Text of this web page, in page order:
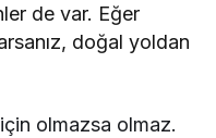
de var. Eğer
doğal yoldan
olmazsa olmaz.